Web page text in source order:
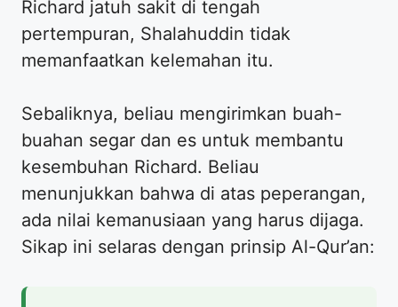
Richard jatuh sakit di tengah
pertempuran, Shalahuddin tidak
memanfaatkan kelemahan itu.
​Sebaliknya, beliau mengirimkan buah-
buahan segar dan es untuk membantu
kesembuhan Richard. Beliau
menunjukkan bahwa di atas peperangan,
ada nilai kemanusiaan yang harus dijaga.
Sikap ini selaras dengan prinsip Al-Qur’an: